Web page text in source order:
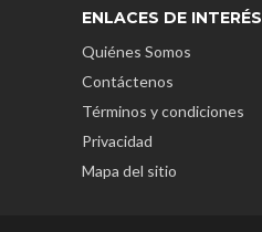
ENLACES DE INTERÉS
Quiénes Somos
Contáctenos
Términos y condiciones
Privacidad
Mapa del sitio